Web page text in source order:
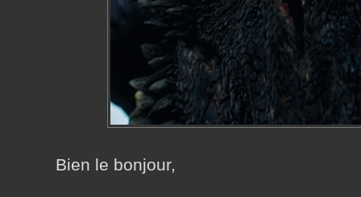
Bien le bonjour,